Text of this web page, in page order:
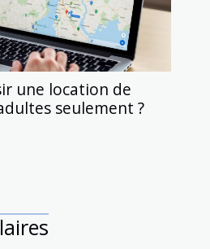
une location de
seulement ?